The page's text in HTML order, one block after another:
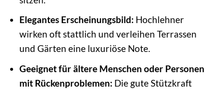
Elegantes Erscheinungsbild: Hochlehner
wirken oft stattlich und verleihen Terrassen
und Gärten eine luxuriöse Note.
Geeignet für ältere Menschen oder Personen
mit Rückenproblemen: Die gute Stützkraft